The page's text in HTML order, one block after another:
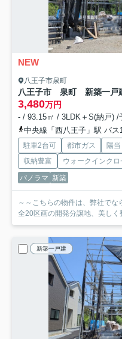
NEW
八王子市泉町
八王子市 泉町 新築一戸
3,480万円
- / 93.15㎡ / 3LDK＋S(納戸) /
中央線「西八王子」駅 バス
駐車2台可 都市ガス 陽
収納豊富
ウォークインクロ
パノラマ 新築
～～こちらの物件は、弊社で
全20区画の開発分譲地、美しく
新築一戸建